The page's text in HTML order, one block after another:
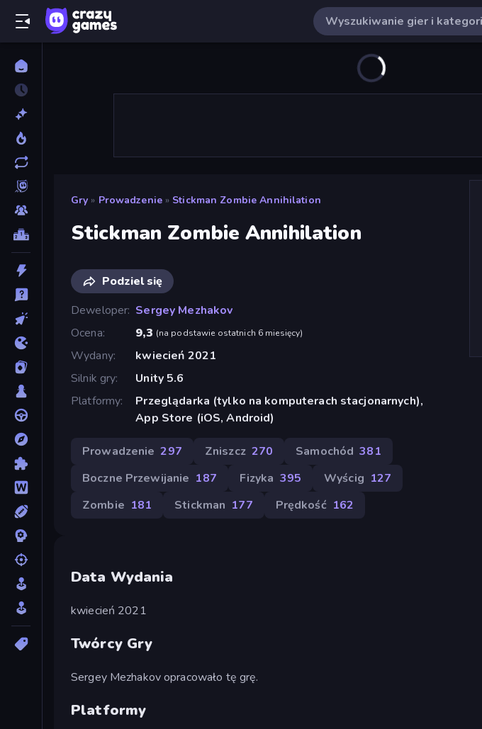
Gry » Prowadzenie » Stickman Zombie Annihilation
Stickman Zombie Annihilation
Podziel się
Deweloper Sergey Mezhakov
Ocena
9,3 (na podstawie ostatnich 6 miesięcy)
Wydany
kwiecień 2021
Silnik gry
Unity 5.6
Platformy
Przeglądarka (tylko na komputerach stacjonarnych),
App Store (iOS, Android)
Prowadzenie 297 Zniszcz 270 Samochód 381
Boczne Przewijanie 187 Fizyka 395 Wyścig 127
Zombie 181 Stickman 177 Prędkość 162
Data Wydania
kwiecień 2021
Twórcy Gry
Sergey Mezhakov opracowało tę grę.
Platformy